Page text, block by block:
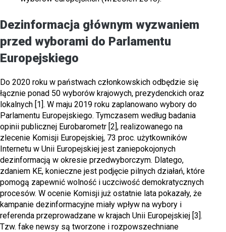
Dezinformacja głównym wyzwaniem
przed wyborami do Parlamentu
Europejskiego
Do 2020 roku w państwach członkowskich odbędzie się
łącznie ponad 50 wyborów krajowych, prezydenckich oraz
lokalnych [1]. W maju 2019 roku zaplanowano wybory do
Parlamentu Europejskiego. Tymczasem według badania
opinii publicznej Eurobarometr [2], realizowanego na
zlecenie Komisji Europejskiej, 73 proc. użytkowników
Internetu w Unii Europejskiej jest zaniepokojonych
dezinformacją w okresie przedwyborczym. Dlatego,
zdaniem KE, konieczne jest podjęcie pilnych działań, które
pomogą zapewnić wolność i uczciwość demokratycznych
procesów. W ocenie Komisji już ostatnie lata pokazały, że
kampanie dezinformacyjne miały wpływ na wybory i
referenda przeprowadzane w krajach Unii Europejskiej [3].
Tzw. fake newsy są tworzone i rozpowszechniane